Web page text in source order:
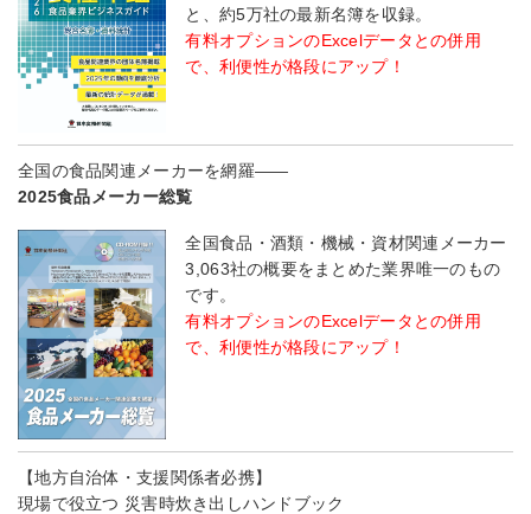
と、約5万社の最新名簿を収録。
有料オプションのExcelデータとの併用
で、利便性が格段にアップ！
全国の食品関連メーカーを網羅――
2025食品メーカー総覧
全国食品・酒類・機械・資材関連メーカー
3,063社の概要をまとめた業界唯一のもの
です。
有料オプションのExcelデータとの併用
で、利便性が格段にアップ！
【地方自治体・支援関係者必携】
現場で役立つ 災害時炊き出しハンドブック